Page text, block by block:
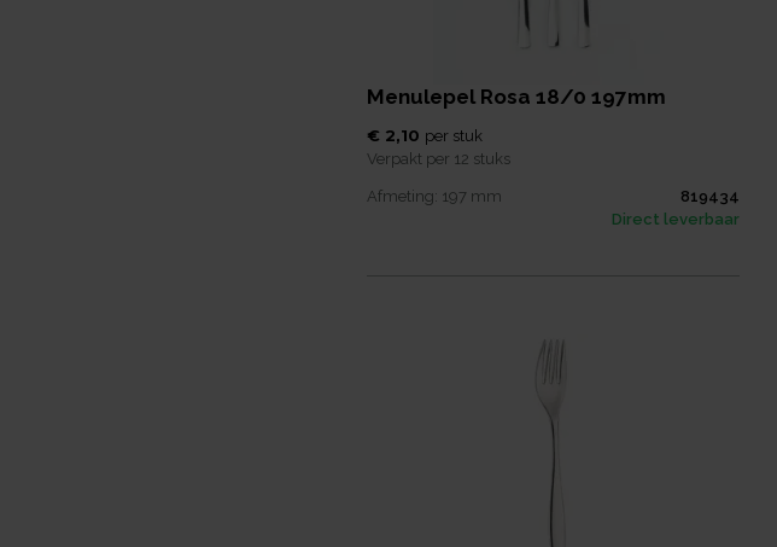
Menulepel Rosa 18/0 197mm
€ 2,10 per stuk
Verpakt per 12 stuks
Afmeting: 197 mm
819434
Direct leverbaar